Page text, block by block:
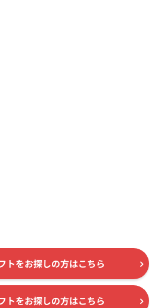
トをお探しの方はこちら
トをお探しの方はこちら